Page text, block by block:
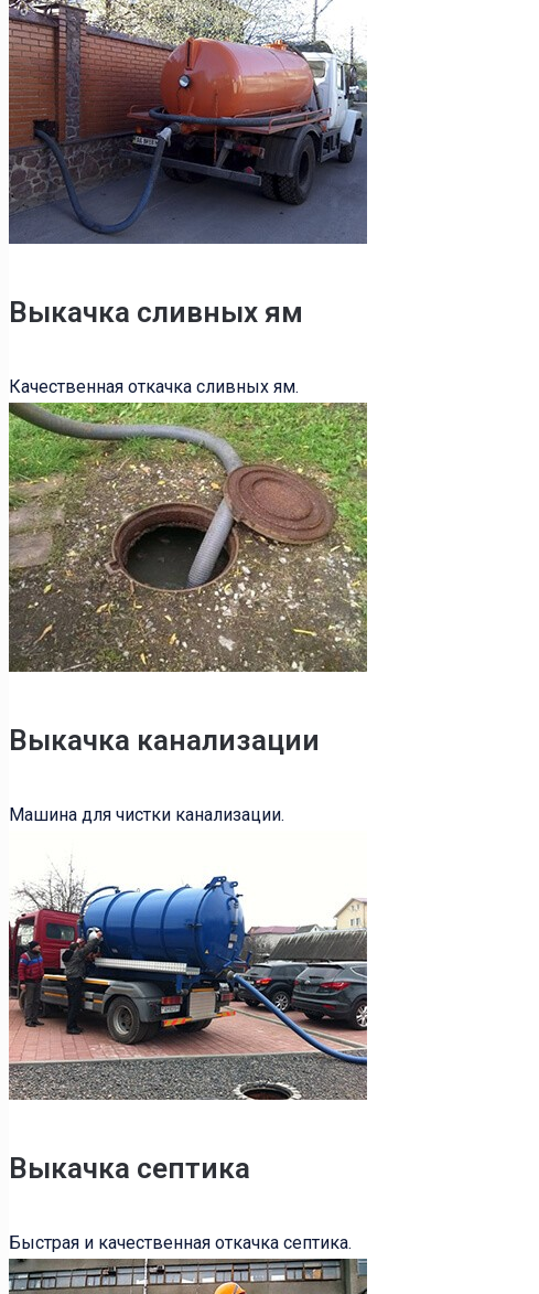
Выкачка сливных ям
Качественная откачка сливных ям.
Выкачка канализации
Машина для чистки канализации.
Выкачка септика
Быстрая и качественная откачка септика.